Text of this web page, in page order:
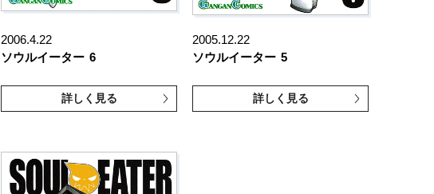
2006.4.22
ソウルイーター 6
詳しく見る
2005.12.22
ソウルイーター 5
詳しく見る